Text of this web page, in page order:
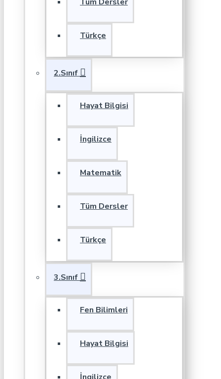
Türkçe
2.Sınıf
Hayat Bilgisi
İngilizce
Matematik
Tüm Dersler
Türkçe
3.Sınıf
Fen Bilimleri
Hayat Bilgisi